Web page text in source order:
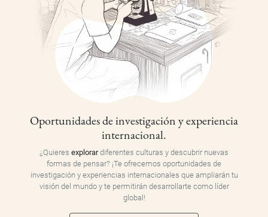
Oportunidades de investigación y experiencia
internacional.
¿Quieres explorardiferentes culturas y descubrir nuevas
formas de pensar? ¡Te ofrecemos oportunidades de
investigación y experiencias internacionales que ampliarán tu
visión del mundo y te permitirán desarrollarte como líder
global!